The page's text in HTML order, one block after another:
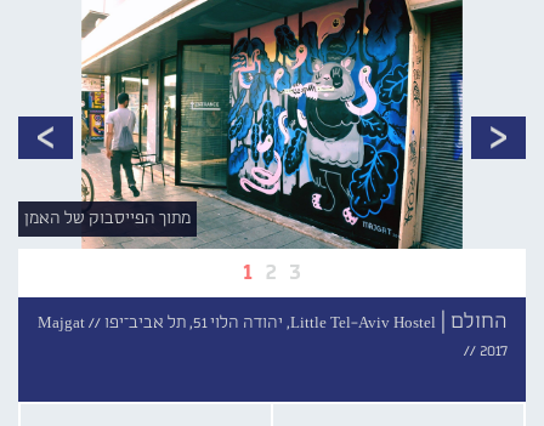
1 2 3
מתוך הפייסבוק של האמן
החולם | Little Tel-Aviv Hostel, יהודה הלוי 51, תל אביב־יפו //
Majgat
// 2017